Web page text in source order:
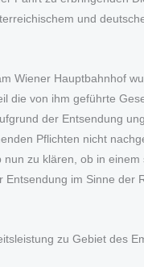
und
Wiener Hauptbahnhof
die von ihm geführte
der Entsendung
Pflichten nicht
nun zu klären, ob in einem
Entsendung im Sinne der
zu Gebiet des